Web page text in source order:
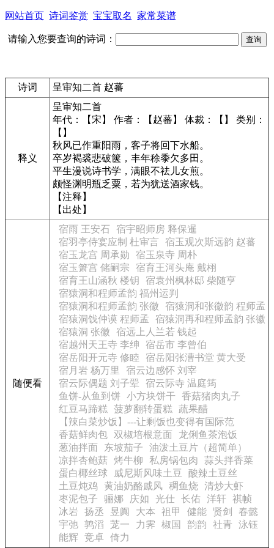
网站首页 诗词鉴赏 宝宝取名 家常菜谱
请输入您要查询的诗词：
诗词 呈审知二首 赵蕃
释义
呈审知二首
年代：【宋】 作者：【赵蕃】 体裁：【】 类别：
【】
秋风已作重阳雨，客子将回下水船。
卒岁褐裘悲破箧，丰年稌黍欠多田。
平生漫说诗书学，满眼不祛儿女煎。
颇怪渊明瓶乏粟，若为犹送酒家钱。
【注释】
【出处】
随便看
宿雨 王安石 宿宇昭师房 释保暹
宿羽亭侍宴应制 杜审言
宿玉观次斯远韵 赵蕃
宿玉龙宫 周承勋
宿玉泉寺 周朴
宿玉箫宫 储嗣宗
宿育王河头庵 戴栩
宿育王山涵秋 楼钥
宿袁州枫林邸 柴随亨
宿猿洞和程师孟韵 福州运判
宿猿洞和程师孟韵 张徽
宿猿洞和张徽韵 程师孟
宿猿洞饯仲谟 程师孟
宿猿洞再和程师孟韵 张徽
宿猿洞 张徽
宿远上人兰若 钱起
宿越州天王寺 李绅
宿岳市 李曾伯
宿岳阳开元寺 修睦
宿岳阳张漕书堂 黄大受
宿月岩 杨万里
宿云边感怀 刘宰
宿云际偶题 刘子翚
宿云际寺 温庭筠
鱼饼-从鱼到饼
小方块饼干 香菇猪肉丸子
红豆马蹄糕
菠萝翻转蛋糕
蔬果醋
【辣白菜炒饭】---让剩饭也变得有国际范
香菇鲜肉包
双椒培根意面
龙俐鱼茶泡饭
葱油拌面
东坡茄子
油泼土豆片（超简单）
凉拌杏鲍菇
烤牛柳 私房锅包肉
蒜头拌香菜
蛋白椰丝球
威尼斯风味土豆
酸辣土豆丝
土豆炖鸡 黄油奶酪戚风 稠鱼烧
清炒大虾
枣泥包子
骊娜 庆如 光仕 长佑 洋轩 祺帧
冰岩 扬丞 昱阗 大本 祖甲 健能 贤剑
春懿
宇弛 鹑滔 茏一 力霁 椒国 韵韵 社青 泳钰
能辉
竞卓 倚力